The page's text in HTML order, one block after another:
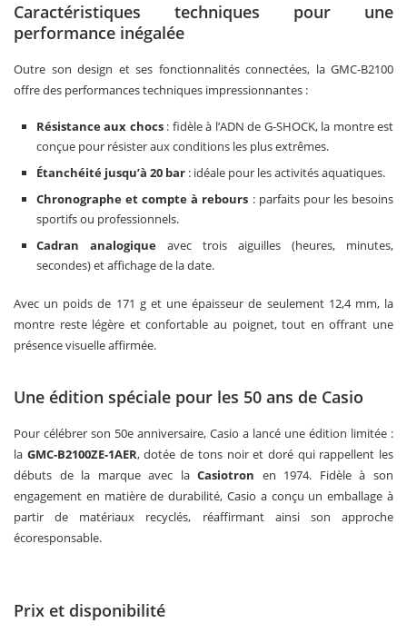
Caractéristiques techniques pour une
performance inégalée
Outre son design et ses fonctionnalités connectées, la GMC-B2100
offre des performances techniques impressionnantes :
Résistance aux chocs: fidèle à l’ADN de G-SHOCK, la montre est
conçue pour résister aux conditions les plus extrêmes.
Étanchéité jusqu’à 20 bar : idéale pour les activités aquatiques.
Chronographe et compte à rebours : parfaits pour les besoins
sportifs ou professionnels.
Cadran analogique avec trois aiguilles (heures, minutes,
secondes) et affichage de la date.
Avec un poids de 171 g et une épaisseur de seulement 12,4 mm, la
montre reste légère et confortable au poignet, tout en offrant une
présence visuelle affirmée.
Une édition spéciale pour les 50 ans de Casio
Pour célébrer son 50e anniversaire, Casio a lancé une édition limitée :
la GMC-B2100ZE-1AER, dotée de tons noir et doré qui rappellent les
débuts de la marque avec laCasiotron en 1974. Fidèle à son
engagement en matière de durabilité, Casio a conçu un emballage à
partir de matériaux recyclés, réaffirmant ainsi son approche
écoresponsable.
Prix et disponibilité